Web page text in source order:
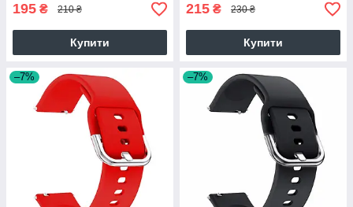
195 ₴ 210 ₴
Купити
215 ₴ 230 ₴
Купити
–7% –7%